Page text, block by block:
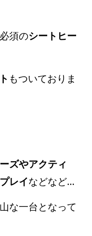
須のシートヒー
もついておりま
ズやアクティ
レイなどなど…
な一台となって